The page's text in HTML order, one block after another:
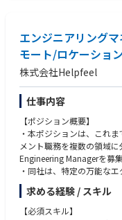
業界特化型のマルチプロ
くを顧客化し、事業戦略
ことも魅力の一つです。
新しい領域を開拓しつつ
界トップを目指せる面白い
◆ユーザーの声を聞きな
共に作り上げ、課題解決
ら、一緒にサービスを進
を創造していく実感を得る
◆場所や時間に捉われな
フルリモートを採用し、仕
リモート環境でも「一人で
ackを中心にエンジニアが
海外環境の変化に柔軟に
業務を進められる方。
エンジニアリング
モート/ロケーショ
株式会社Helpfeel
仕事内容
【ポジション概要】
・本ポジションは、これ
メント職務を複数の領域
Engineering Managerを募
・同社は、特定の万能な
に強みを持つマネージャー
ネジメント体制へと移行を
ント体制を構築する計画
求める経験 / スキル
【必須スキル】